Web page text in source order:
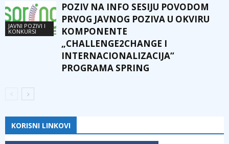
JAVNI POZIVI I
KONKURSI
POZIV NA INFO SESIJU POVODOM
PRVOG JAVNOG POZIVA U OKVIRU
KOMPONENTE
„CHALLENGE2CHANGE I
INTERNACIONALIZACIJA“
PROGRAMA SPRING
KORISNI LINKOVI